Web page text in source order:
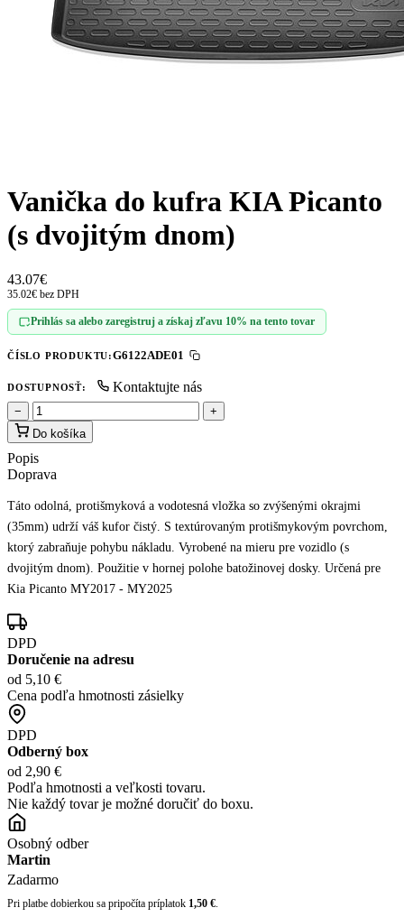
Vanička do kufra KIA Picanto
(s dvojitým dnom)
43.07€
35.02€ bez DPH
Prihlás sa alebo zaregistruj a získaj zľavu 10% na tento tovar
ČÍSLO PRODUKTU:G6122ADE01
DOSTUPNOSŤ: Kontaktujte nás
−
+
Do košíka
Popis
Doprava
Táto odolná, protišmyková a vodotesná vložka so zvýšenými okrajmi
(35mm) udrží váš kufor čistý. S textúrovaným protišmykovým povrchom,
ktorý zabraňuje pohybu nákladu. Vyrobené na mieru pre vozidlo (s
dvojitým dnom). Použitie v hornej polohe batožinovej dosky. Určená pre
Kia Picanto MY2017 - MY2025
DPD
Doručenie na adresu
od 5,10 €
Cena podľa hmotnosti zásielky
DPD
Odberný box
od 2,90 €
Podľa hmotnosti a veľkosti tovaru.
Nie každý tovar je možné doručiť do boxu.
Osobný odber
Martin
Zadarmo
Pri platbe dobierkou sa pripočíta príplatok 1,50 €.